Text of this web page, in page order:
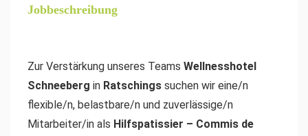
Jobbeschreibung
Zur Verstärkung unseres Teams Wellnesshotel
Schneeberg in Ratschings suchen wir eine/n
flexible/n, belastbare/n und zuverlässige/n
Mitarbeiter/in als Hilfspatissier – Commis de